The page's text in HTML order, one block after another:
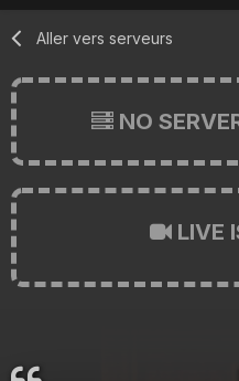
Aller vers serveurs
NO
LIVE